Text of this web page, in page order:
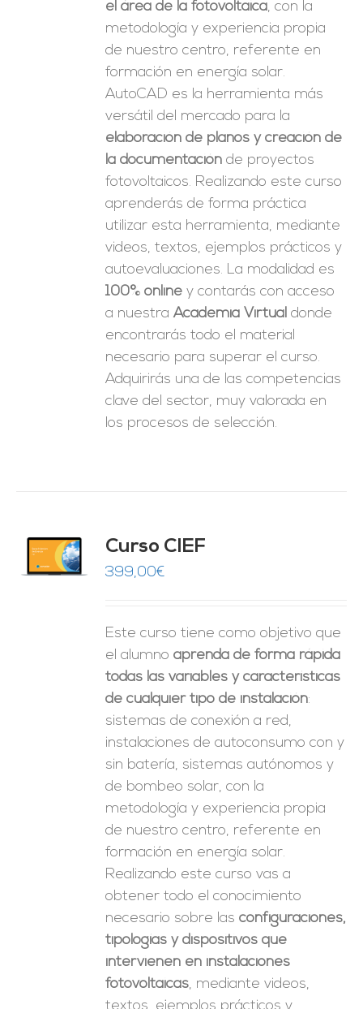
el área de la fotovoltaica, con la
metodología y experiencia propia
de nuestro centro, referente en
formación en energía solar.
AutoCAD es la herramienta más
versátil del mercado para la
elaboración de planos y creación de
la documentación de proyectos
fotovoltaicos. Realizando este curso
aprenderás de forma práctica
utilizar esta herramienta, mediante
videos, textos, ejemplos prácticos y
autoevaluaciones. La modalidad es
100% online y contarás con acceso
a nuestraAcademia Virtual donde
encontrarás todo el material
necesario para superar el curso.
Adquirirás una de las competencias
clave del sector, muy valorada en
los procesos de selección.
Curso CIEF
399,00€
Este curso tiene como objetivo que
el alumnoaprenda de forma rápida
todas las variables y características
de cualquier tipo de instalación:
sistemas de conexión a red,
instalaciones de autoconsumo con y
sin batería, sistemas autónomos y
de bombeo solar, con la
metodología y experiencia propia
de nuestro centro, referente en
formación en energía solar.
Realizando este curso vas a
obtener todo el conocimiento
necesario sobre lasconfiguraciones,
tipologías y dispositivos que
intervienen en instalaciones
fotovoltaicas, mediante videos,